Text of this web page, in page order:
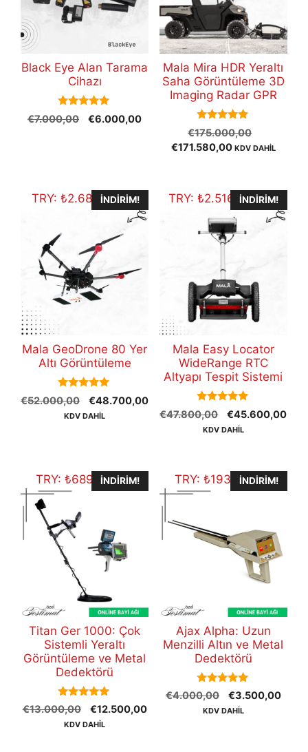
Black Eye Alan Tarama
Cihazı
5.00
out of 5
€7.000,00
Orijinal
€6.000,00Şu
Mala Mira HDR Yeraltı
Saha Görüntüleme 3D
Imaging Radar GPR
5.00
out of 5
€175.000,00
fiyat:
€171.580,00Şu
€171.580,00.
KDV DAHİL
TRY: ₺2.687.801,70
İNDIRIM!
Mala GeoDrone 80 Yer
Altı Görüntüleme
5.00
out of 5
€52.000,00
Orijinal
fiyat:
€48.700,00Şu
andaki
KDV DAHİL
TRY:₺2.516.709,60
İNDIRIM!
Mala Easy Locator
WideRange RTC
Altyapı Tespit Sistemi
5.00
out of 5
€47.800,00
Orijinal
fiyat:
€45.600,00Şu
KDV DAHİL
TRY: ₺689.887,50
İNDIRIM!
Titan Ger 1000: Çok
Sistemli Yeraltı
Görüntüleme ve Metal
Dedektörü
5.00
out of 5
€13.000,00
Orijinal
fiyat:
€12.500,00Şu
KDV DAHİL
TRY:₺193.168,50
İNDIRIM!
Ajax Alpha: Uzun
Menzilli Altın ve Metal
Dedektörü
5.00
out of 5
€4.000,00
Orijinal
fiyat:
€3.500,00Şu
KDV DAHİL